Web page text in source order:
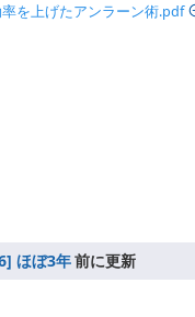
を上げたアンラーン術.pdf
ほぼ3年前に更新